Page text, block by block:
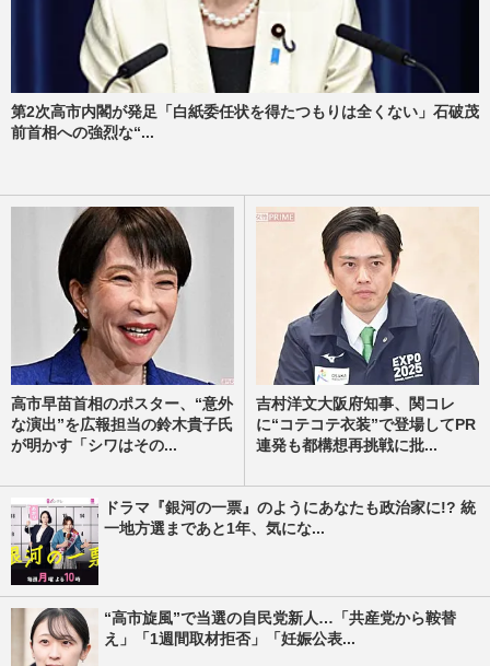
第2次高市内閣が発足「白紙委任状を得たつもりは全くない」石破茂
前首相への強烈な“...
高市早苗首相のポスター、“意外
な演出”を広報担当の鈴木貴子氏
が明かす「シワはその...
吉村洋文大阪府知事、関コレ
に“コテコテ衣装”で登場してPR
連発も都構想再挑戦に批...
ドラマ『銀河の一票』のようにあなたも政治家に!? 統
一地方選まであと1年、気にな...
“高市旋風”で当選の自民党新人…「共産党から鞍替
え」「1週間取材拒否」「妊娠公表...